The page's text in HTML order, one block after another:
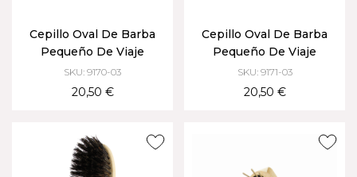
Cepillo Oval De Barba
Pequeño De Viaje
SKU: 9170-03
20,50 €
Cepillo Oval De Barba
Pequeño De Viaje
SKU: 9171-03
20,50 €